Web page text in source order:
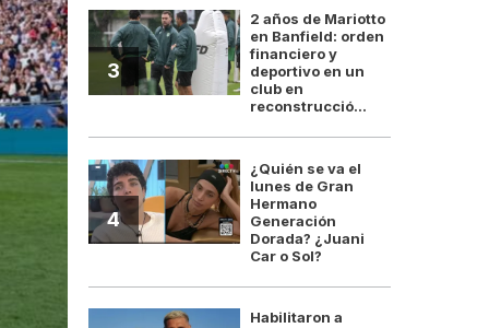
3
2 años de Mariotto
en Banfield: orden
financiero y
deportivo en un
club en
reconstrucció...
4
¿Quién se va el
lunes de Gran
Hermano
Generación
Dorada? ¿Juani
Car o Sol?
Habilitaron a